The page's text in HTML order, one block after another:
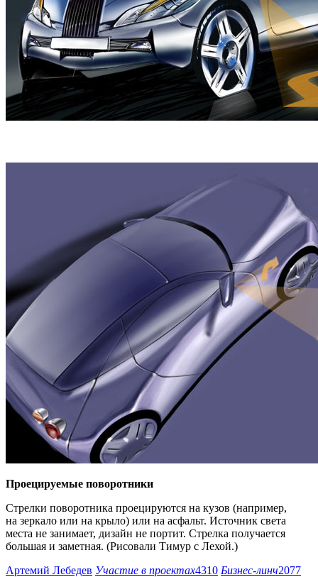
Проецируемые поворотники
Стрелки поворотника проецируются на кузов (например,
на зеркало или на крыло) или на асфальт. Источник света
места не занимает, дизайн не портит. Стрелка получается
большая и заметная. (Рисовали Тимур с Лехой.)
Артемий Лебедев Участие в проектах4310 Бизнес-линч2077